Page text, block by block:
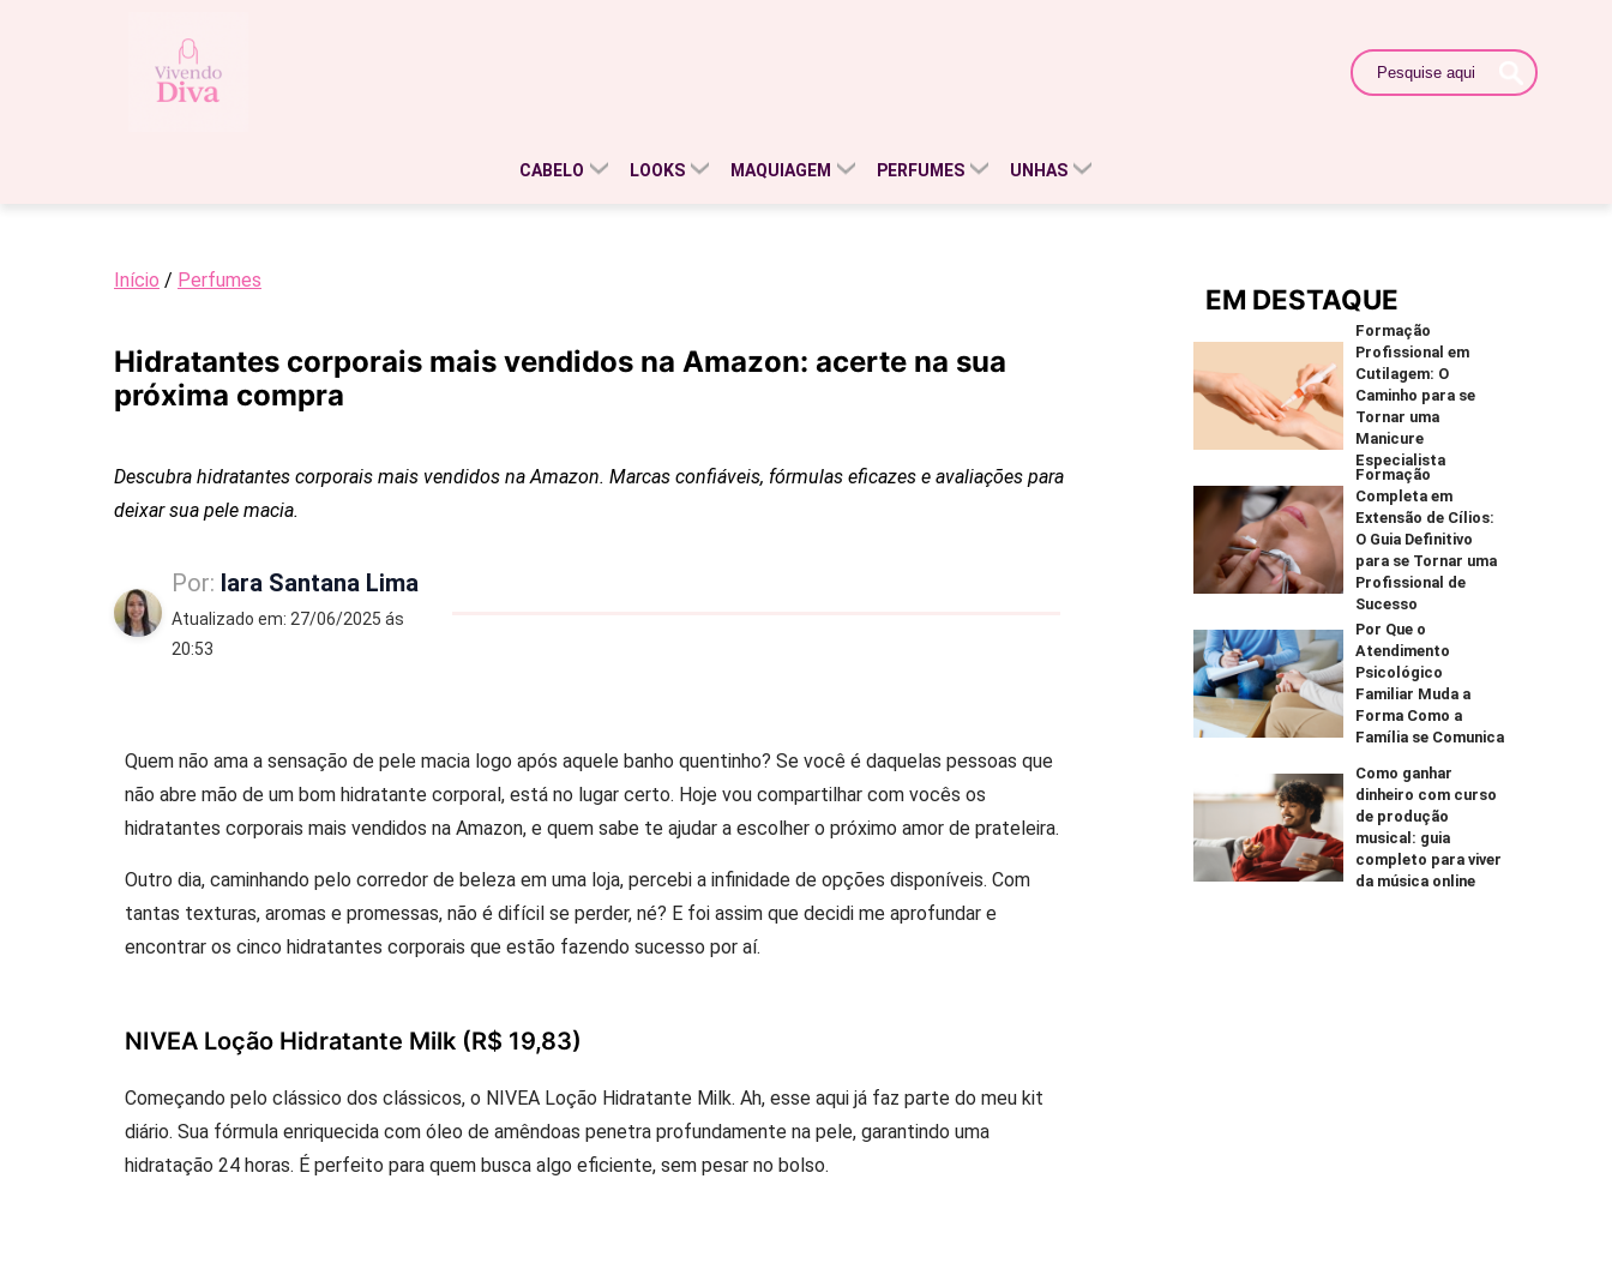
CABELO LOOKS MAQUIAGEM PERFUMES UNHAS
Início / Perfumes
Hidratantes corporais mais vendidos na Amazon: acerte na sua
próxima compra
Descubra hidratantes corporais mais vendidos na Amazon. Marcas confiáveis, fórmulas eficazes e avaliações para
deixar sua pele macia.
Por: Iara Santana Lima
Atualizado em: 27/06/2025 ás
20:53
Quem não ama a sensação de pele macia logo após aquele banho quentinho? Se você é daquelas pessoas que
não abre mão de um bom hidratante corporal, está no lugar certo. Hoje vou compartilhar com vocês os
hidratantes corporais mais vendidos na Amazon, e quem sabe te ajudar a escolher o próximo amor de prateleira.
Outro dia, caminhando pelo corredor de beleza em uma loja, percebi a infinidade de opções disponíveis. Com
tantas texturas, aromas e promessas, não é difícil se perder, né? E foi assim que decidi me aprofundar e
encontrar os cinco hidratantes corporais que estão fazendo sucesso por aí.
NIVEA Loção Hidratante Milk (R$ 19,83)
Começando pelo clássico dos clássicos, o NIVEA Loção Hidratante Milk. Ah, esse aqui já faz parte do meu kit
diário. Sua fórmula enriquecida com óleo de amêndoas penetra profundamente na pele, garantindo uma
hidratação 24 horas. É perfeito para quem busca algo eficiente, sem pesar no bolso.
EM DESTAQUE
Formação
Profissional em
Cutilagem: O
Caminho para se
Tornar uma
Manicure
Especialista
Formação
Completa em
Extensão de Cílios:
O Guia Definitivo
para se Tornar uma
Profissional de
Sucesso
Por Que o
Atendimento
Psicológico
Familiar Muda a
Forma Como a
Família se Comunica
Como ganhar
dinheiro com curso
de produção
musical: guia
completo para viver
da música online